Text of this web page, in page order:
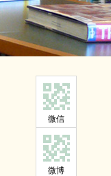
微信
微博